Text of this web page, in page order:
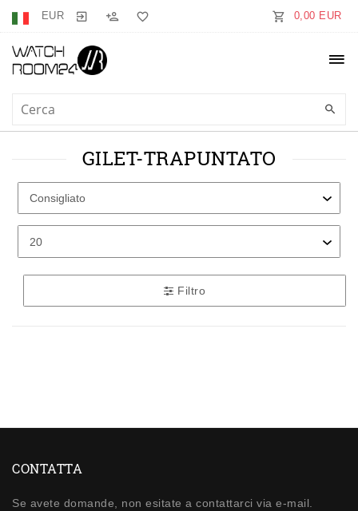
EUR 0,00 EUR
GILET-TRAPUNTATO
Filtro
CONTATTA
Se avete domande, non esitate a contattarci via e-mail.